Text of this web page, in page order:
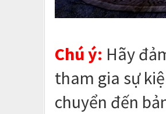
Chú ý: Hãy
tham gia sự
chuyển đến